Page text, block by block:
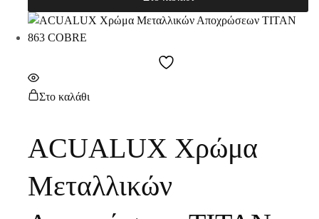
Στο καλάθι
ACUALUX Χρώμα
Μεταλλικών